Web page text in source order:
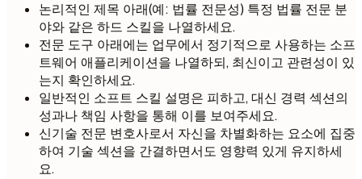
논리적인 제목 아래(예: 법률 전문성) 특정 법률 전문 분
야와 같은 하드 스킬을 나열하세요.
전문 도구 아래에는 업무에서 정기적으로 사용하는 소프
트웨어 애플리케이션을 나열하되, 최신이고 관련성이 있
는지 확인하세요.
일반적인 소프트 스킬 설명은 피하고, 대신 경력 섹션의
성과나 책임 사항을 통해 이를 보여주세요.
신기술 전문 변호사로서 자신을 차별화하는 요소에 집중
하여 기술 섹션을 간결하면서도 영향력 있게 유지하세
요.